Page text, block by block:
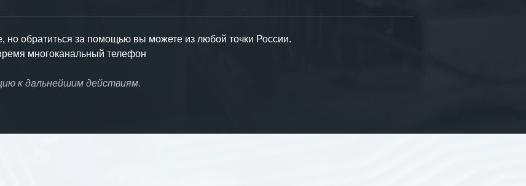
обратиться за помощью вы можете из любой точки России.
многоканальный телефон
к дальнейшим действиям.